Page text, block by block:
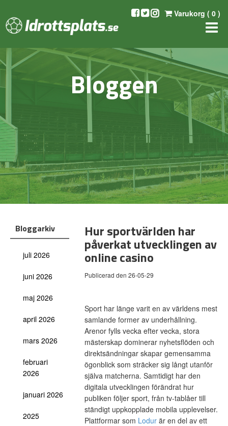
Varukorg ( 0 )
Bloggen
Bloggarkiv
juli 2026
juni 2026
maj 2026
april 2026
mars 2026
februari
2026
januari 2026
2025
Hur sportvärlden har
påverkat utvecklingen av
online casino
Publicerad den 26-05-29
Sport har länge varit en av världens mest
samlande former av underhållning.
Arenor fylls vecka efter vecka, stora
mästerskap dominerar nyhetsflöden och
direktsändningar skapar gemensamma
ögonblick som sträcker sig långt utanför
själva matcherna. Samtidigt har den
digitala utvecklingen förändrat hur
publiken följer sport, från tv-tablåer till
ständigt uppkopplade mobila upplevelser.
Plattformar som Lodur är en del av ett